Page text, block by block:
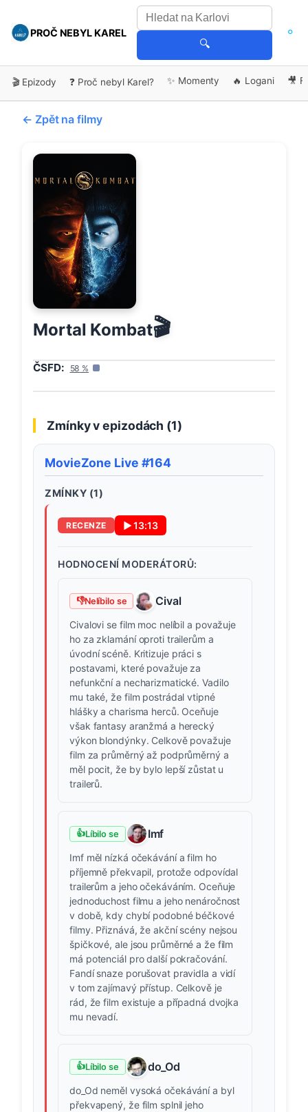
PROČ NEBYL KAREL
🔍
🎬 Epizody ❓ Proč nebyl Karel? ✨ Momenty 🔥 Logani 🎥
← Zpět na filmy
Mortal Kombat🎬
ČSFD: 58 %
Zmínky v epizodách (1)
MovieZone Live #164
ZMÍNKY (1)
RECENZE ▶13:13
HODNOCENÍ MODERÁTORŮ:
👎Nelíbilo se Cival
Civalovi se film moc nelíbil a považuje
ho za zklamání oproti trailerům a
úvodní scéně. Kritizuje práci s
postavami, které považuje za
nefunkční a necharizmatické. Vadilo
mu také, že film postrádal vtipné
hlášky a charisma herců. Oceňuje
však fantasy aranžmá a herecký
výkon blondýnky. Celkově považuje
film za průměrný až podprůměrný a
měl pocit, že by bylo lepší zůstat u
trailerů.
👍Líbilo se Imf
Imf měl nízká očekávání a film ho
příjemně překvapil, protože odpovídal
trailerům a jeho očekáváním. Oceňuje
jednoduchost filmu a jeho nenáročnost
v době, kdy chybí podobné béčkové
filmy. Přiznává, že akční scény nejsou
špičkové, ale jsou průměrné a že film
má potenciál pro další pokračování.
Fandí snaze porušovat pravidla a vidí
v tom zajímavý přístup. Celkově je
rád, že film existuje a případná dvojka
mu nevadí.
👍Líbilo se do_Od
do_Od neměl vysoká očekávání a byl
překvapený, že film splnil jeho